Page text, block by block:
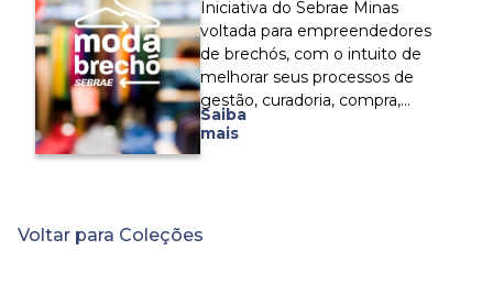
marketing, inteligência
emocional, atendimento ao
cliente e vendas - tudo o que
você precisa para decolar!
Iniciativa do Sebrae Minas
voltada para empreendedores
de brechós, com o intuito de
melhorar seus processos de
gestão, curadoria, compra,
estoque, bem como a
coleção, você vai conhecer
Saiba
mais
Voltar para Coleções